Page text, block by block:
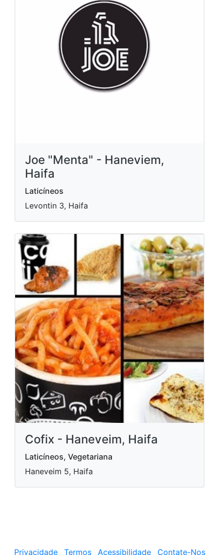
Joe "Menta" - Haneviem,
Haifa
Laticíneos
Levontin 3, Haifa
Cofix - Haneveim, Haifa
Laticíneos, Vegetariana
Haneveim 5, Haifa
Privacidade Termos Acessibilidade Contate-Nos